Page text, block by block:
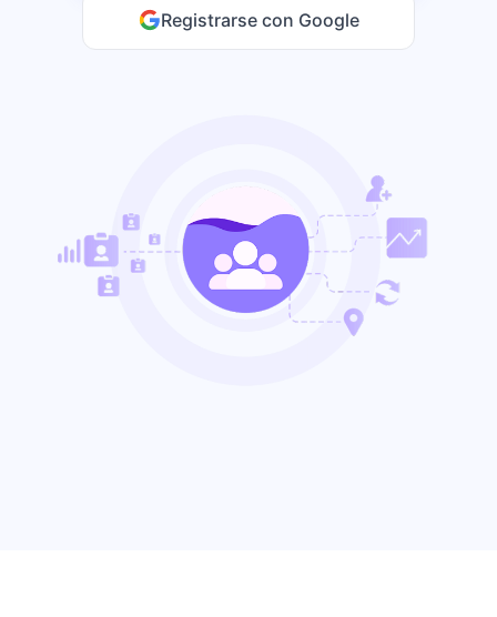
Registrarse con Google